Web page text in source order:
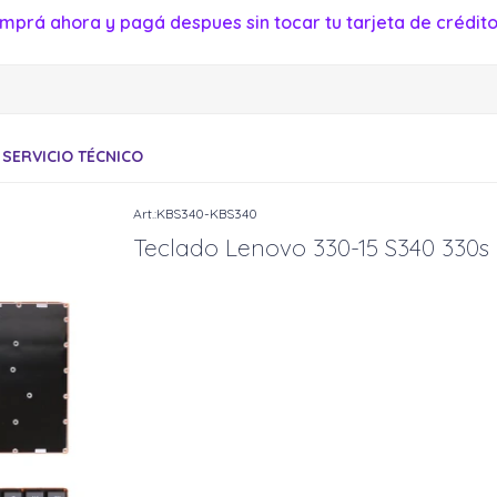
ahora y pagá despues sin tocar tu tarjeta de
SERVICIO TÉCNICO
KBS340-KBS340
Teclado Lenovo 330-15 S340 330s